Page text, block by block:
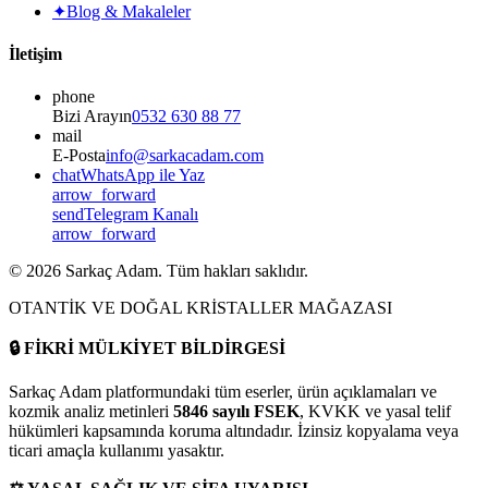
✦Blog & Makaleler
İletişim
phone
Bizi Arayın0532 630 88 77
mail
E-Postainfo@sarkacadam.com
chatWhatsApp ile Yaz
arrow_forward
sendTelegram Kanalı
arrow_forward
© 2026 Sarkaç Adam. Tüm hakları saklıdır.
OTANTİK VE DOĞAL KRİSTALLER MAĞAZASI
🔒FİKRİ MÜLKİYET BİLDİRGESİ
Sarkaç Adam platformundaki tüm eserler, ürün açıklamaları ve
kozmik analiz metinleri 5846 sayılı FSEK, KVKK ve yasal telif
hükümleri kapsamında koruma altındadır. İzinsiz kopyalama veya
ticari amaçla kullanımı yasaktır.